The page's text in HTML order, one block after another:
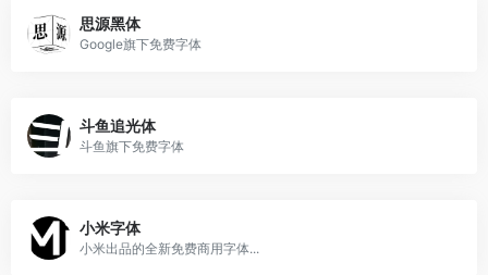
思源黑体
Google旗下免费字体
斗鱼追光体
斗鱼旗下免费字体
小米字体
小米出品的全新免费商用字体...